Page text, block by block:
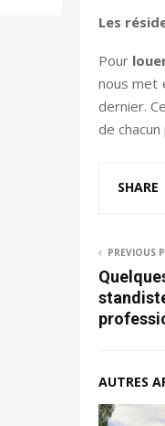
Les
Pour
nous met
dernier.
de
SHARE
PREVIOUS
AUTRES